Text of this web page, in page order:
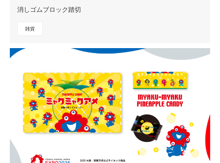
消しゴムブロック踏切
雑貨